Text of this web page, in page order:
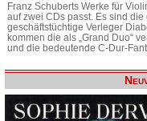
Franz Schuberts Werke für
auf zwei CDs passt. Es sind
geschäftstüchtige Verleger
kommen die als „Grand Duo“
und die bedeutende C-Dur-